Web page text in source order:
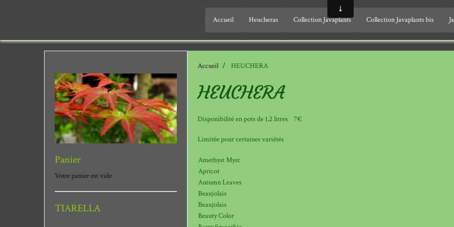
Accueil Heucheras Collection Javaplants Collection Javaplants bis
Accueil HEUCHERA
HEUCHERA
Disponibilité en pots de 1,2 litres 7€
Limitée pour certaines variétés
Amethyst Myst
Apricot
Autumn Leaves
Beaujolais
Beaujolais
Beauty Color
Panier
Votre panier est vide
TIARELLA